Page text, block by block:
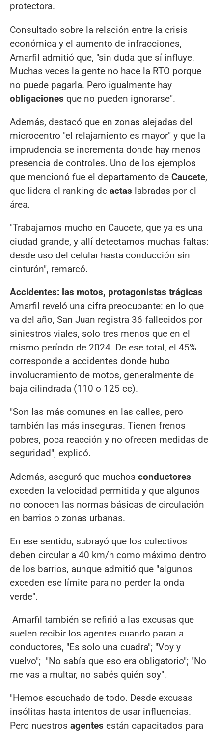
protectora.
Consultado sobre la relación entre la crisis
económica y el aumento de infracciones,
Amarfil admitió que, "sin duda que sí influye.
Muchas veces la gente no hace la RTO porque
no puede pagarla. Pero igualmente hay
obligaciones que no pueden ignorarse".
Además, destacó que en zonas alejadas del
microcentro "el relajamiento es mayor" y que la
imprudencia se incrementa donde hay menos
presencia de controles. Uno de los ejemplos
que mencionó fue el departamento de Caucete,
que lidera el ranking de actas labradas por el
área.
"Trabajamos mucho en Caucete, que ya es una
ciudad grande, y allí detectamos muchas faltas:
desde uso del celular hasta conducción sin
cinturón", remarcó.
Accidentes: las motos, protagonistas trágicas
Amarfil reveló una cifra preocupante: en lo que
va del año, San Juan registra 36 fallecidos por
siniestros viales, solo tres menos que en el
mismo período de 2024. De ese total, el 45%
corresponde a accidentes donde hubo
involucramiento de motos, generalmente de
baja cilindrada (110 o 125 cc).
"Son las más comunes en las calles, pero
también las más inseguras. Tienen frenos
pobres, poca reacción y no ofrecen medidas de
seguridad", explicó.
Además, aseguró que muchos conductores
exceden la velocidad permitida y que algunos
no conocen las normas básicas de circulación
en barrios o zonas urbanas.
En ese sentido, subrayó que los colectivos
deben circular a 40 km/h como máximo dentro
de los barrios, aunque admitió que "algunos
exceden ese límite para no perder la onda
verde".
Amarfil también se refirió a las excusas que
suelen recibir los agentes cuando paran a
conductores, "Es solo una cuadra"; "Voy y
vuelvo"; "No sabía que eso era obligatorio"; "No
me vas a multar, no sabés quién soy".
"Hemos escuchado de todo. Desde excusas
insólitas hasta intentos de usar influencias.
Pero nuestros agentes están capacitados para